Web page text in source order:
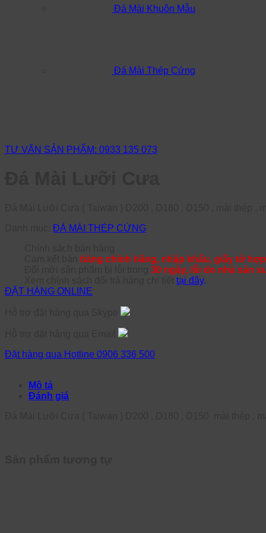
Đá Mài Khuôn Mẫu
Đá Mài Thép Cứng
TƯ VẤN SẢN PHẨM: 0933 135 073
ĐÁ MÀI THÉP CỨNG
hàng chính hãng, nhập khẩu, giấy tờ
30 ngày, lỗi do nhà sản
tại đây.
ĐẶT HÀNG ONLINE
Đặt hàng qua Hotline 0906 336 500
Mô tả
Đánh giá